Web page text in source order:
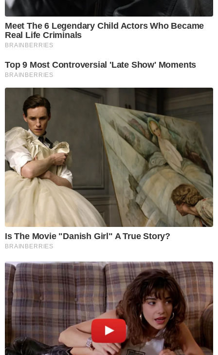
Meet The 6 Legendary Child Actors Who Became
Real Life Criminals
BRAINBERRIES
Top 9 Most Controversial 'Late Show' Moments
BRAINBERRIES
Is The Movie "Danish Girl" A True Story?
BRAINBERRIES